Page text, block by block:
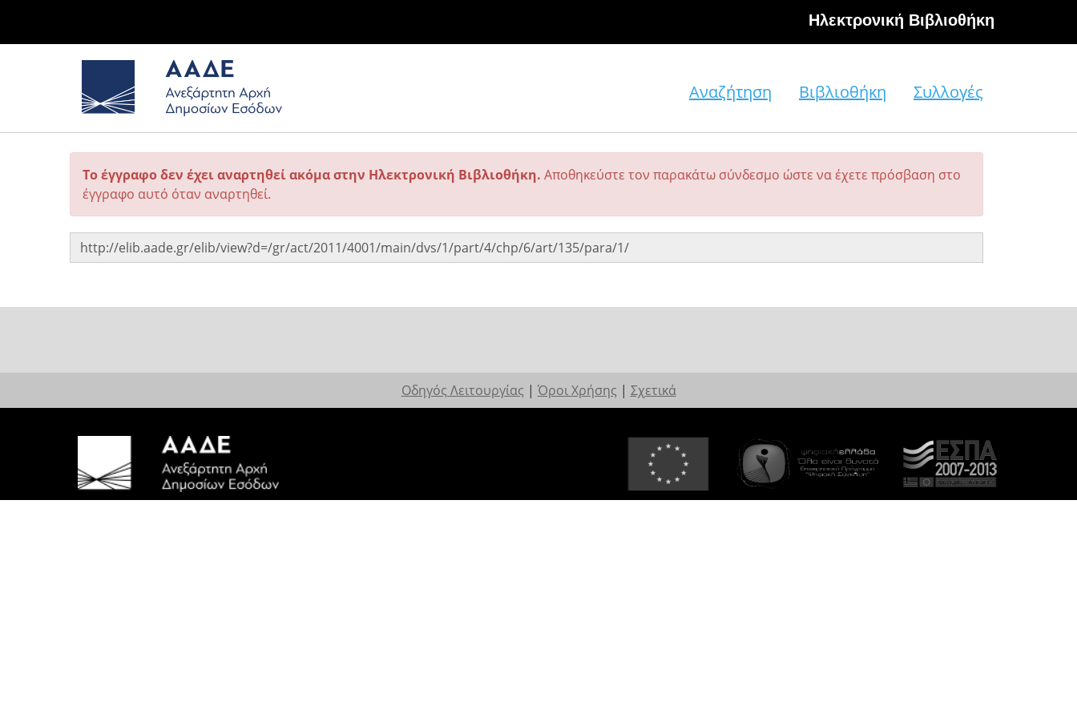
Hλεκτρονική Βιβλιοθήκη
Αναζήτηση Βιβλιοθήκη Συλλογές
Το έγγραφο δεν έχει αναρτηθεί ακόμα στην Ηλεκτρονική Βιβλιοθήκη. Αποθηκεύστε τον παρακάτω σύνδεσμο ώστε να έχετε πρόσβαση στο
έγγραφο αυτό όταν αναρτηθεί.
Οδηγός Λειτουργίας | Όροι Χρήσης | Σχετικά